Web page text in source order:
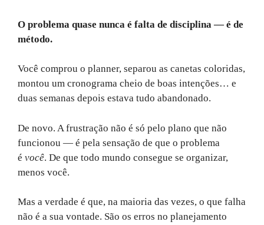
O problema quase nunca é falta de disciplina — é de
método.
Você comprou o planner, separou as canetas coloridas,
montou um cronograma cheio de boas intenções… e
duas semanas depois estava tudo abandonado.
De novo. A frustração não é só pelo plano que não
funcionou — é pela sensação de que o problema
é você. De que todo mundo consegue se organizar,
menos você.
Mas a verdade é que, na maioria das vezes, o que falha
não é a sua vontade. São os erros no planejamento